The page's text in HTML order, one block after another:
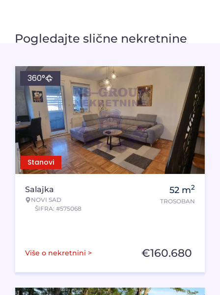
Pogledajte slične nekretnine
Stanovi
360°
Salajka
NOVI SAD
ŠIFRA: #575068
52 m2
TROSOBAN
Više o nekretnini > €160.680